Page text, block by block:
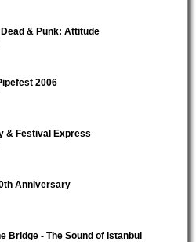
& Punk: Attitude
2006
& Festival Express
Anniversary
Bridge - The Sound of Istanbul